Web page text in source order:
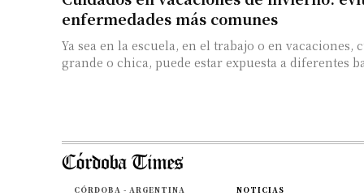
enfermedades más comunes
Ya sea en la escuela, en el trabajo o en vacaciones,
grande o chica, puede estar expuesta a diferentes
CÓRDOBA - ARGENTINA NOTICIAS